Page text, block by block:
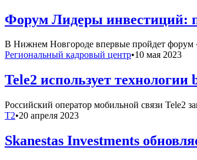
Форум Лидеры инвестиций:
В Нижнем Новгороде впервые пройдет форум
Региональный кадровый центр•10 мая 2023
Tele2 использует
Российский оператор мобильной связи Tele2
T2•20 апреля 2023
Skanestas Investments